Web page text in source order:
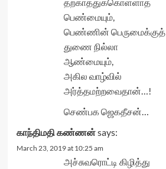
பெண்மையும்,
பெண்ணின் பெருமைக்குத்
துணை நில்லா
ஆண்மையும்,
அகில வாழ்வில்
அர்த்தமற்றவைதான்…!
செண்பக ஜெகதீசன்…
காந்திமதி கண்ணன்says:
March 23, 2019 at 10:25 am
அச்சுவரொட்டி கிழித்து